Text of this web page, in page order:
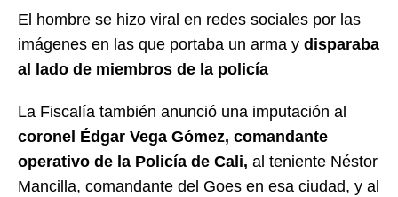
El hombre se hizo viral en redes sociales por las
imágenes en las que portaba un arma y disparaba
al lado de miembros de la policía
La Fiscalía también anunció una imputación al
coronel Édgar Vega Gómez, comandante
operativo de la Policía de Cali, al teniente Néstor
Mancilla, comandante del Goes en esa ciudad, y al